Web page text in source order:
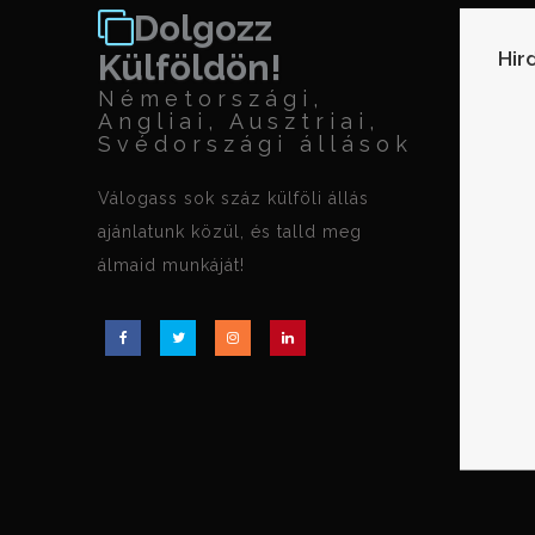
Dolgozz
Külföldön!
Németországi,
Angliai, Ausztriai,
Svédországi állások
Válogass sok száz külföli állás
ajánlatunk közül, és talld meg
álmaid munkáját!